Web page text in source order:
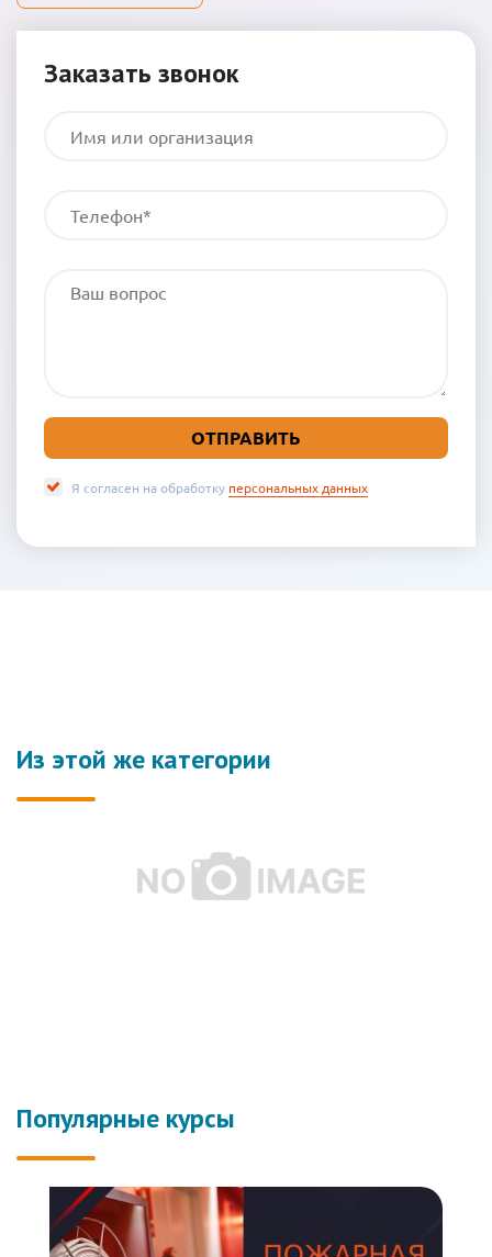
Заказать звонок
Я согласен на обработку персональных данных
Из этой же категории
Популярные курсы